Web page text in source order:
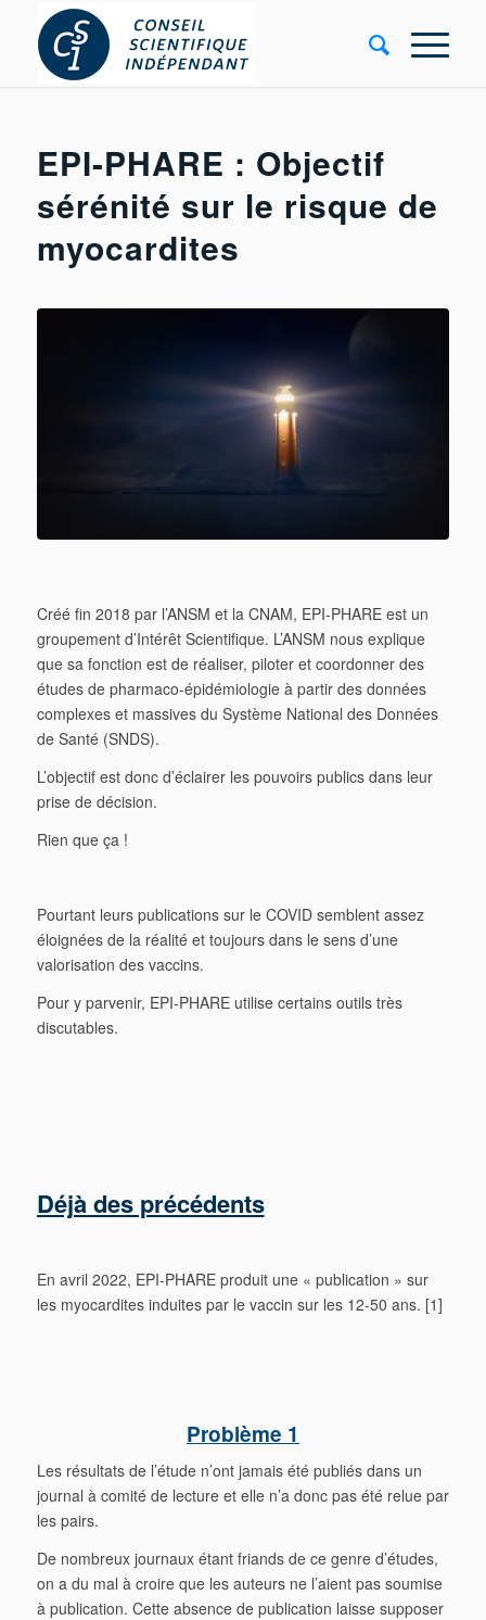
EPI-PHARE : Objectif
sérénité sur le risque de
myocardites
Créé fin 2018 par l’ANSM et la CNAM, EPI-PHARE est un
groupement d’Intérêt Scientifique. L’ANSM nous explique
que sa fonction est de réaliser, piloter et coordonner des
études de pharmaco-épidémiologie à partir des données
complexes et massives du Système National des Données
de Santé (SNDS).
L’objectif est donc d’éclairer les pouvoirs publics dans leur
prise de décision.
Rien que ça !
Pourtant leurs publications sur le COVID semblent assez
éloignées de la réalité et toujours dans le sens d’une
valorisation des vaccins.
Pour y parvenir, EPI-PHARE utilise certains outils très
discutables.
Déjà des précédents
En avril 2022, EPI-PHARE produit une « publication » sur
les myocardites induites par le vaccin sur les 12-50 ans. [1]
Problème 1
Les résultats de l’étude n’ont jamais été publiés dans un
journal à comité de lecture et elle n’a donc pas été relue par
les pairs.
De nombreux journaux étant friands de ce genre d’études,
on a du mal à croire que les auteurs ne l’aient pas soumise
à publication. Cette absence de publication laisse supposer